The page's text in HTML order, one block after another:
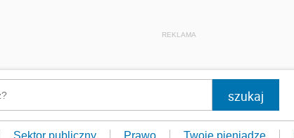
REKLAMA
Sektor publiczny Prawo Twoje pieniądze